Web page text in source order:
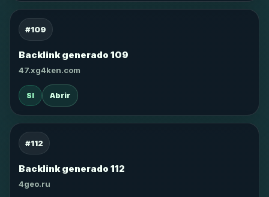
#109
Backlink generado 109
47.xg4ken.com
SI Abrir
#112
Backlink generado 112
4geo.ru